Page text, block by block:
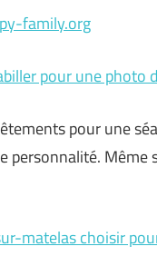
family.org
pour une photo
pour une
Même
matelas choisir